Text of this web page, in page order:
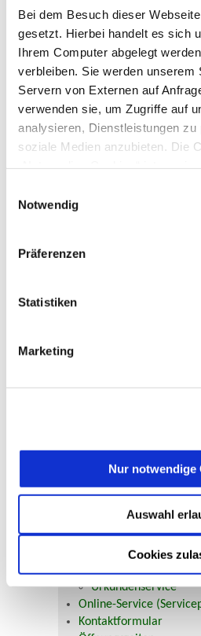
Bei dem Besuch dieser
gesetzt. Hierbei handelt es sich
Ihrem Computer abgelegt
verbleiben. Sie werden unserem
Servern von Externen auf
verwenden sie, um Zugriffe auf
analysieren, Dienstleistungen zu
soziale Medien anzubieten. Die
Drittländern (USA) mit
Datenschutzniveau verarbeiten.
dass diese zu Kontroll- und
anderen missbraucht werden,
Arten von Cookies genau
gespeichert werden, von wem
„Details anzeigen“ erfahren oder
getroffene Auswahl der
jederzeit mit Wirkung für die
Notwendig
Präferenzen
Statistiken
Marketing
Cookies
Auswahl
Nur notwendige
Beurkundung
und Unterhalt
Urkundenservice
Online-Service
Kontaktformular